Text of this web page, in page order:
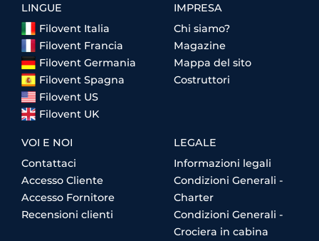
LINGUE
Filovent Italia
Filovent Francia
Filovent Germania
Filovent Spagna
Filovent US
Filovent UK
IMPRESA
Chi siamo?
Magazine
Mappa del sito
Costruttori
VOI E NOI
Contattaci
Accesso Cliente
Accesso Fornitore
Recensioni clienti
LEGALE
Informazioni legali
Condizioni Generali -
Charter
Condizioni Generali -
Crociera in cabina